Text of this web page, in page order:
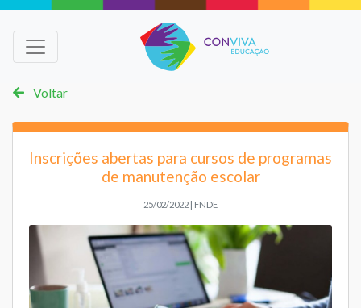
Voltar
Inscrições abertas para cursos de programas
de manutenção escolar
25/02/2022 | FNDE